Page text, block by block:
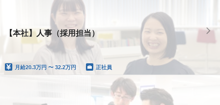
【本社】人事（採用担当）
月給20.3万円 〜 32.2万円 正社員